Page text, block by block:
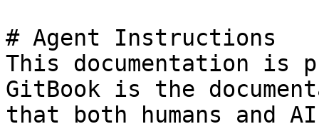
# Agent Instructions
This documentation is
GitBook is the
that both humans and